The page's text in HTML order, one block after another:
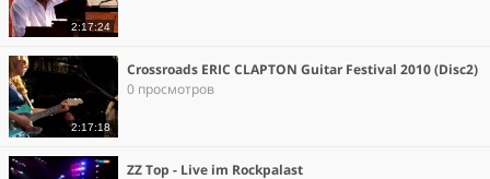
2:17:24
2:17:18
Crossroads ERIC CLAPTON Guitar Festival 2010 (Disc2)
0 просмотров
ZZ Top - Live im Rockpalast